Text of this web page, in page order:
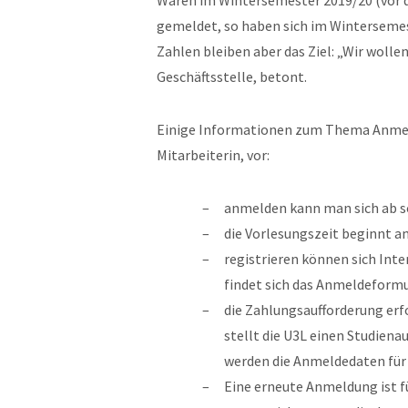
gemeldet, so haben sich im
Zahlen bleiben aber das Ziel: „Wir
Geschäftsstelle, betont.
Einige Informationen zum Thema
Mitarbeiterin, vor:
anmelden kann man sich ab
die Vorlesungszeit beginnt
registrieren können sich
findet sich das
die Zahlungsaufforderung
stellt die U3L einen
werden die Anmeldedaten
Eine erneute Anmeldung ist